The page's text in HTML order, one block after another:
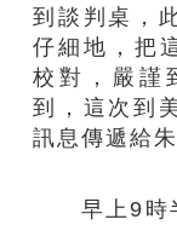
到談判桌，
仔細地，把
校對，嚴謹
到，這次到
訊息傳遞給朱
早上9時半